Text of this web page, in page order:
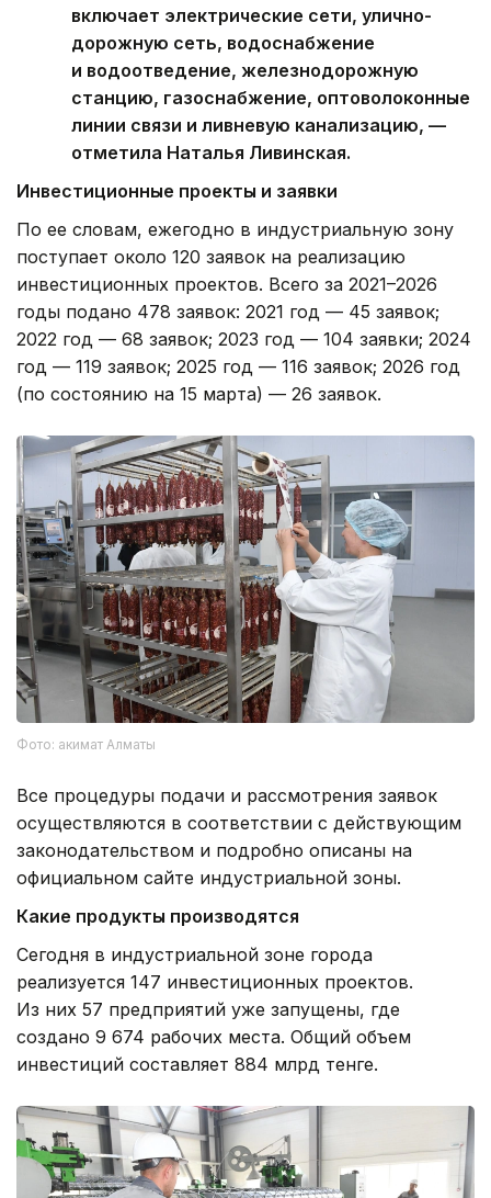
включает электрические сети, улично-
дорожную сеть, водоснабжение
и водоотведение, железнодорожную
станцию, газоснабжение, оптоволоконные
линии связи и ливневую канализацию, —
отметила Наталья Ливинская.
Инвестиционные проекты и заявки
По ее словам, ежегодно в индустриальную зону
поступает около 120 заявок на реализацию
инвестиционных проектов. Всего за 2021–2026
годы подано 478 заявок: 2021 год — 45 заявок;
2022 год — 68 заявок; 2023 год — 104 заявки; 2024
год — 119 заявок; 2025 год — 116 заявок; 2026 год
(по состоянию на 15 марта) — 26 заявок.
Фото: акимат Алматы
Все процедуры подачи и рассмотрения заявок
осуществляются в соответствии с действующим
законодательством и подробно описаны на
официальном сайте индустриальной зоны.
Какие продукты производятся
Сегодня в индустриальной зоне города
реализуется 147 инвестиционных проектов.
Из них 57 предприятий уже запущены, где
создано 9 674 рабочих места. Общий объем
инвестиций составляет 884 млрд тенге.